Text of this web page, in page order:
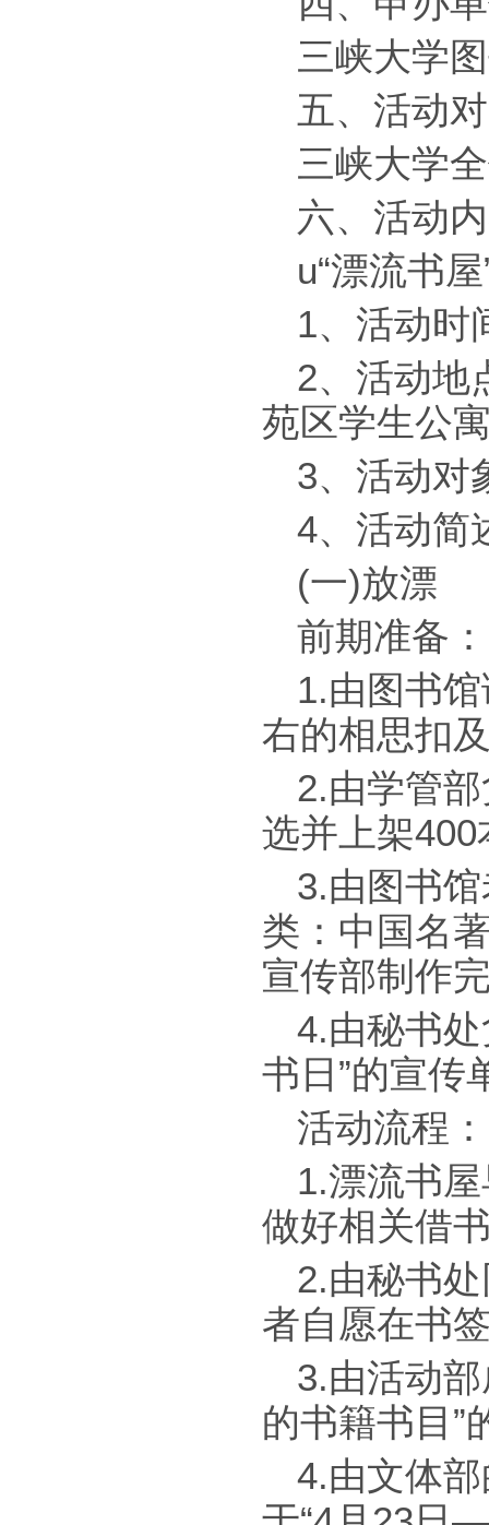
三峡大学
五、活动
三峡大学
六、活动
u“漂流书
1、活动
2、活动地
苑区学生公
3、活动对
4、活动简
(一)放漂
前期准备：
1.由图书
右的相思扣
2.由学管
选并上架400
3.由图书
类：中国名
宣传部制作
4.由秘书
书日”的宣传
活动流程：
1.漂流书
做好相关借
2.由秘书
者自愿在书
3.由活动
的书籍书目”
4.由文体